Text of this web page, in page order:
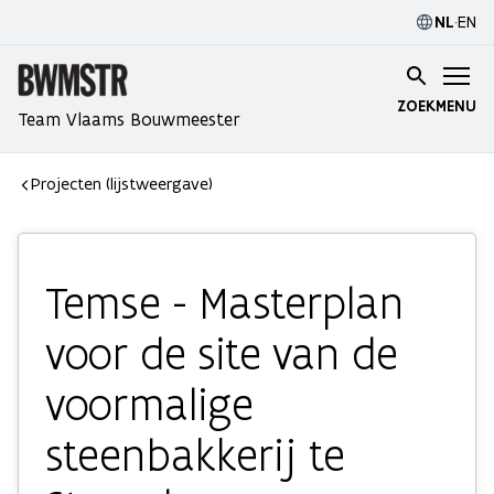
NL·EN
Team Vlaams Bouwmeester
ZOEKMENU
Projecten (lijstweergave)
Temse - Masterplan
voor de site van de
voormalige
steenbakkerij te